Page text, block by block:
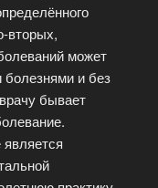
вторых,
может
болезнями и без
бывает